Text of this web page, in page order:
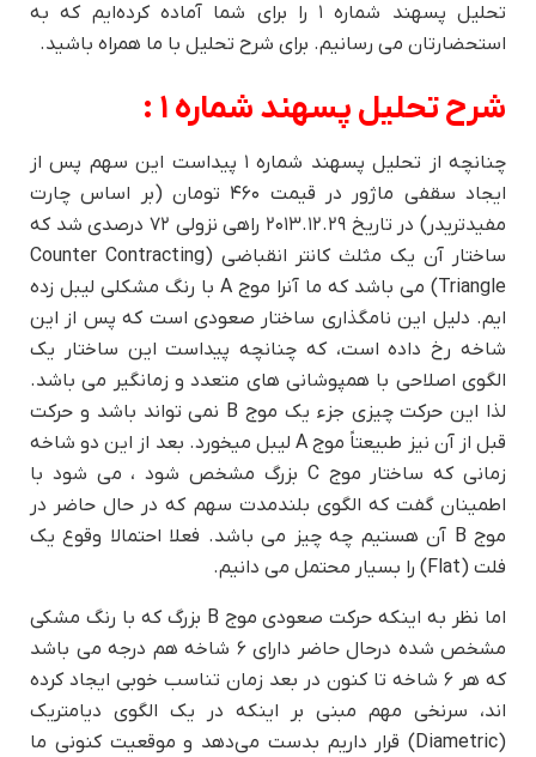
تحلیل پسهند شماره ۱ را برای شما آماده کرده‌ایم که به
استحضارتان می رسانیم. برای شرح تحلیل با ما همراه باشید.
شرح تحلیل پسهند شماره ۱ :
چنانچه از تحلیل پسهند شماره ۱ پیداست این سهم پس از
ایجاد سقفی ماژور در قیمت ۴۶۰ تومان (بر اساس چارت
مفیدتریدر) در تاریخ ۲۰۱۳.۱۲.۲۹ راهی نزولی ۷۲ درصدی شد که
ساختار آن یک مثلث کانتر انقباضی (Counter Contracting
Triangle) می باشد که ما آنرا موج A با رنگ مشکلی لیبل زده
ایم. دلیل این نامگذاری ساختار صعودی است که پس از این
شاخه رخ داده است، که چنانچه پیداست این ساختار یک
الگوی اصلاحی با همپوشانی های متعدد و زمانگیر می باشد.
لذا این حرکت چیزی جزء یک موج B نمی تواند باشد و حرکت
قبل از آن نیز طبیعتاً موج A لیبل میخورد. بعد از این دو شاخه
زمانی که ساختار موج C بزرگ مشخص شود ، می شود با
اطمینان گفت که الگوی بلندمدت سهم که در حال حاضر در
موج B آن هستیم چه چیز می باشد. فعلا احتمالا وقوع یک
فلت (Flat) را بسیار محتمل می دانیم.
اما نظر به اینکه حرکت صعودی موج B بزرگ که با رنگ مشکی
مشخص شده درحال حاضر دارای ۶ شاخه هم درجه می باشد
که هر ۶ شاخه تا کنون در بعد زمان تناسب خوبی ایجاد کرده
اند، سرنخی مهم مبنی بر اینکه در یک الگوی دیامتریک
(Diametric) قرار داریم بدست می‌دهد و موقعیت کنونی ما